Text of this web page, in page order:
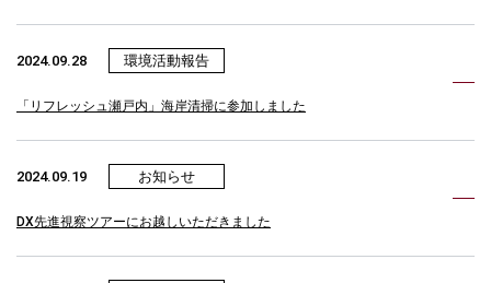
2024.09.28 環境活動報告
「リフレッシュ瀬戸内」海岸清掃に参加しました
2024.09.19 お知らせ
DX先進視察ツアーにお越しいただきました